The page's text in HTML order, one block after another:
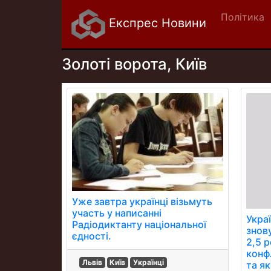
Експрес Новини Політика
Золоті ворота, Київ
Уже завтра українці візьмуть
участь у написанні
Радіодиктанту національної
єдності.
Львів Київ Українці
2,5
та